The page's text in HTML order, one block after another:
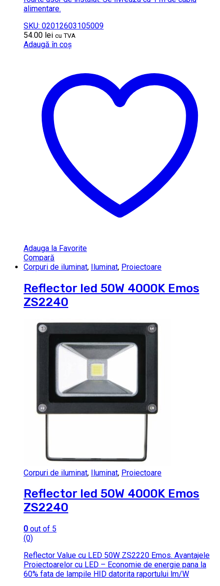
alimentare.
SKU: 02012603105009
54.00 lei cu TVA
Adaugă în coș
Adauga la Favorite
Compară
Corpuri de iluminat, Iluminat, Proiectoare
Reflector led 50W 4000K Emos
ZS2240
Corpuri de iluminat, Iluminat, Proiectoare
Reflector led 50W 4000K Emos
ZS2240
0 out of 5
(0)
Reflector Value cu LED 50W ZS2220 Emos. Avantajele
Proiectoarelor cu LED – Economie de energie pana la
60% fata de lampile HID datorita raportului lm/W